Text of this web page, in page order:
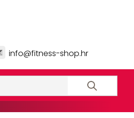
info@fitness-shop.hr